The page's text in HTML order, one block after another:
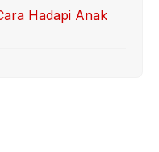
Hadapi Anak